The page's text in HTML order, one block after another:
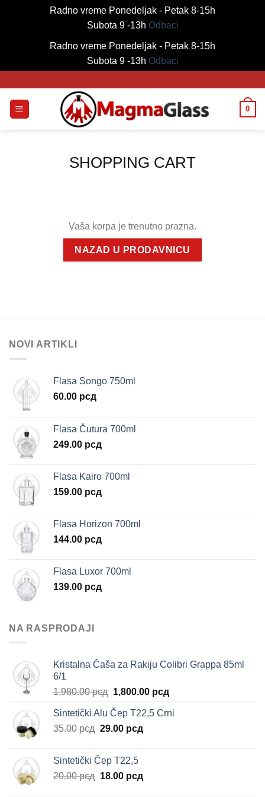
Radno vreme Ponedeljak - Petak 8-15h
Subota 9 -13h Odbaci
Radno vreme Ponedeljak - Petak 8-15h
Subota 9 -13h Odbaci
content
0
SHOPPING CART
Vaša korpa je trenutno prazna.
NAZAD U PRODAVNICU
NOVI ARTIKLI
Flasa Songo 750ml
60.00 рсд
Flasa Čutura 700ml
249.00 рсд
Flasa Kairo 700ml
159.00 рсд
Flasa Horizon 700ml
144.00 рсд
Flasa Luxor 700ml
139.00 рсд
NA RASPRODAJI
Kristalna Čaša za Rakiju Colibri Grappa 85ml
6/1
1,980.00рсд Originalna
je
bila:
1,800.00 рсдTrenutna
je:
Sintetički Alu Čep T22,5 Crni
35.00рсд Originalna
je
bila:
35.00 рсд.
29.00 рсдTrenutna
Sintetički Čep T22,5
20.00рсд Originalna
18.00 рсдTrenutna